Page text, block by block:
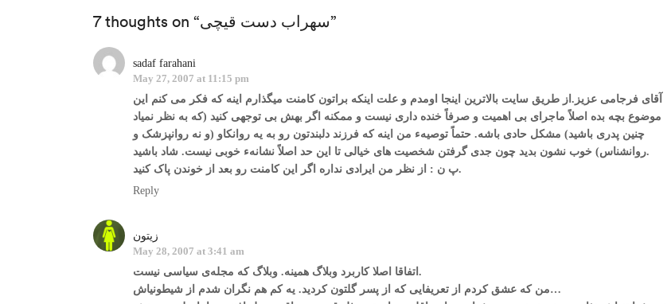
7 thoughts on “سهراب دست قیچی”
sadaf farahani
May 27, 2007 at 11:15 pm
آقای فرجامی عزیز.از طریق سایت بالاترین اینجا اومدم و علت اینکه براتون کامنت میگذارم اینه که فکر می کنم این
موضوع بچه بده اصلاً ماجرای بی اهمیت و صرفاً خنده داری نیست و ممکنه اگر بهش بی توجهی کنید (که به نظر نمیاد
چنین پدری باشید) مشکل حادی باشه. حتماً توصیهء من اینه که فرزند دلبندتون رو به یه روانکاو (و نه روانپزشک و
روانشناس) خوب نشون بدید چون جدی گرفتن شخصیت های خیالی تا این حد اصلاً نشانهء خوبی نیست. شاد باشید.
پ ن : از نظر من ایرادی نداره اگر این کامنت رو بعد از خوندن پاک کنید.
Reply
زیتون
May 28, 2007 at 3:41 am
اتفاقا اصلا کاربرد وبلاگ همینه. وبلاگ که مجله‌ی سیاسی نیست.
من که عشق کردم از تعریفایی که از پسر گلتون کردید. یه کم هم نگران شدم از شیطونیاش…